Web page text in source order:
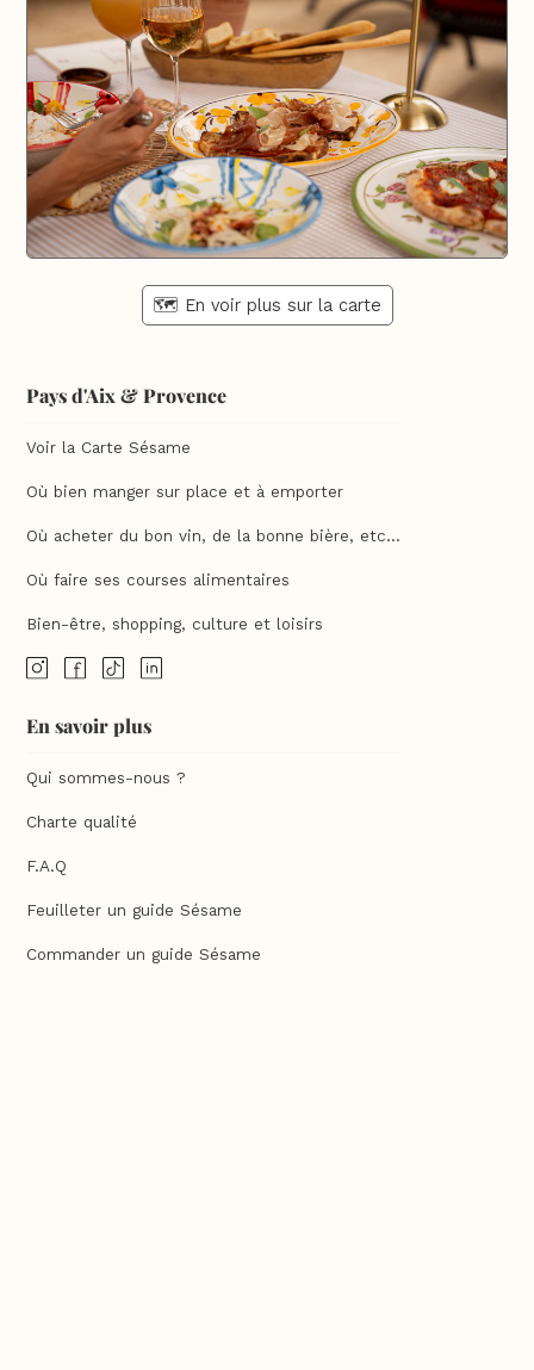
🗺️ En voir plus sur la carte
Pays d'Aix & Provence
Voir la Carte Sésame
Où bien manger sur place et à emporter
Où acheter du bon vin, de la bonne bière, etc...
Où faire ses courses alimentaires
Bien-être, shopping, culture et loisirs
En savoir plus
Qui sommes-nous ?
Charte qualité
F.A.Q
Feuilleter un guide Sésame
Commander un guide Sésame